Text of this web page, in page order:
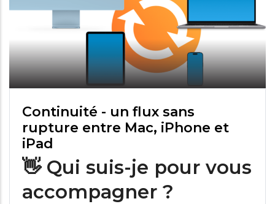
Continuité - un flux sans
rupture entre Mac, iPhone et
iPad
👋 Qui suis-je pour vous
accompagner ?